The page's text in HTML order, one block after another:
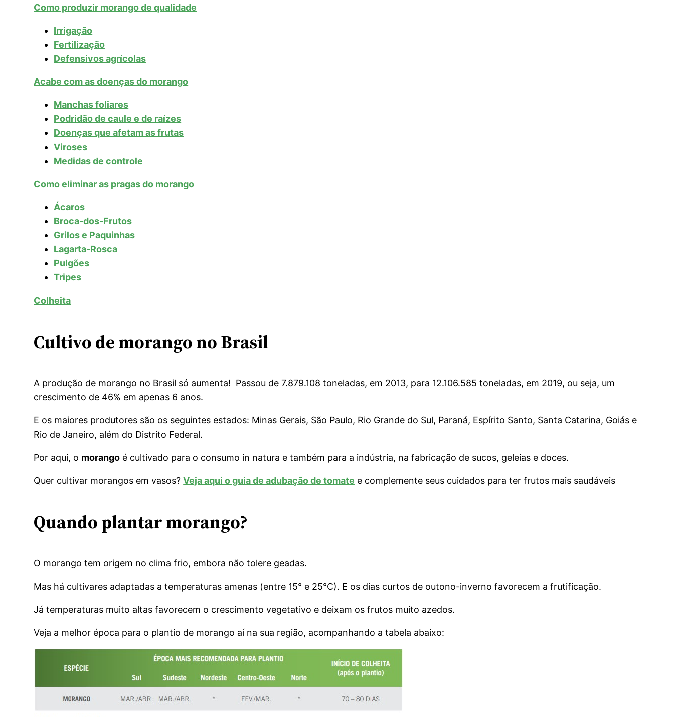
Como produzir morango de qualidade
Irrigação
Fertilização
Defensivos agrícolas
Acabe com as doenças do morango
Manchas foliares
Podridão de caule e de raízes
Doenças que afetam as frutas
Viroses
Medidas de controle
Como eliminar as pragas do morango
Ácaros
Broca-dos-Frutos
Grilos e Paquinhas
Lagarta-Rosca
Pulgões
Tripes
Colheita
Cultivo de morango no Brasil
A produção de morango no Brasil só aumenta! Passou de 7.879.108 toneladas, em 2013, para 12.106.585 toneladas, em 2019, ou seja, um
crescimento de 46% em apenas 6 anos.
E os maiores produtores são os seguintes estados: Minas Gerais, São Paulo, Rio Grande do Sul, Paraná, Espírito Santo, Santa Catarina, Goiás e
Rio de Janeiro, além do Distrito Federal.
Por aqui, o morango é cultivado para o consumo in natura e também para a indústria, na fabricação de sucos, geleias e doces.
Quer cultivar morangos em vasos?Veja aqui o guia de adubação de tomate e complemente seus cuidados para ter frutos mais saudáveis
Quando plantar morango?
O morango tem origem no clima frio, embora não tolere geadas.
Mas há cultivares adaptadas a temperaturas amenas (entre 15° e 25°C). E os dias curtos de outono-inverno favorecem a frutificação.
Já temperaturas muito altas favorecem o crescimento vegetativo e deixam os frutos muito azedos.
Veja a melhor época para o plantio de morango aí na sua região, acompanhando a tabela abaixo: